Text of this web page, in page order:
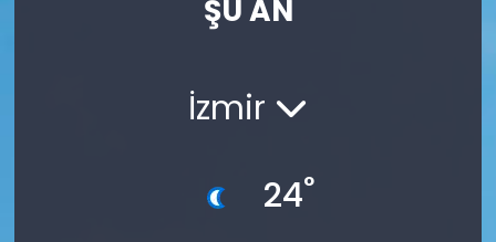
ŞU AN
İzmir
24°